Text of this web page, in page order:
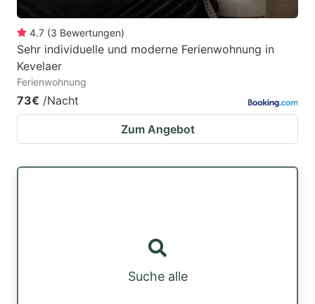
4.7 (3 Bewertungen)
Sehr individuelle und moderne Ferienwohnung in
Kevelaer
Ferienwohnung
73€ /Nacht
Zum Angebot
Suche alle